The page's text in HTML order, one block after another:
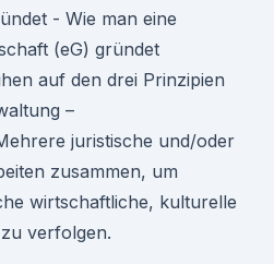
- Wie man eine
(eG) gründet
auf den drei Prinzipien
–
juristische und/oder
zusammen, um
wirtschaftliche, kulturelle
verfolgen.